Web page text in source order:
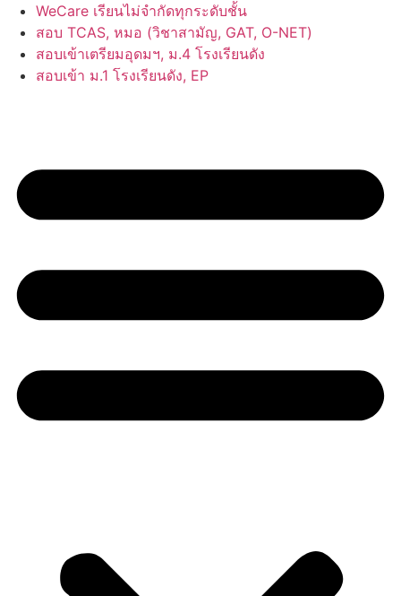
Skip
content
WeCare เรียนไม่จำกัดทุกระดับชั้น
สอบ TCAS, หมอ (วิชาสามัญ, GAT, O-NET)
สอบเข้าเตรียมอุดมฯ, ม.4 โรงเรียนดัง
สอบเข้า ม.1 โรงเรียนดัง, EP